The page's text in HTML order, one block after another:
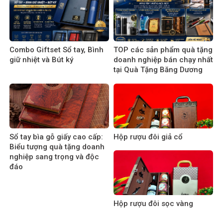
Combo Giftset Sổ tay, Bình
giữ nhiệt và Bút ký
TOP các sản phẩm quà tặng
doanh nghiệp bán chạy nhất
tại Quà Tặng Băng Dương
Sổ tay bìa gỗ giấy cao cấp:
Biểu tượng quà tặng doanh
nghiệp sang trọng và độc
đáo
Hộp rượu đôi giả cổ
Hộp rượu đôi sọc vàng